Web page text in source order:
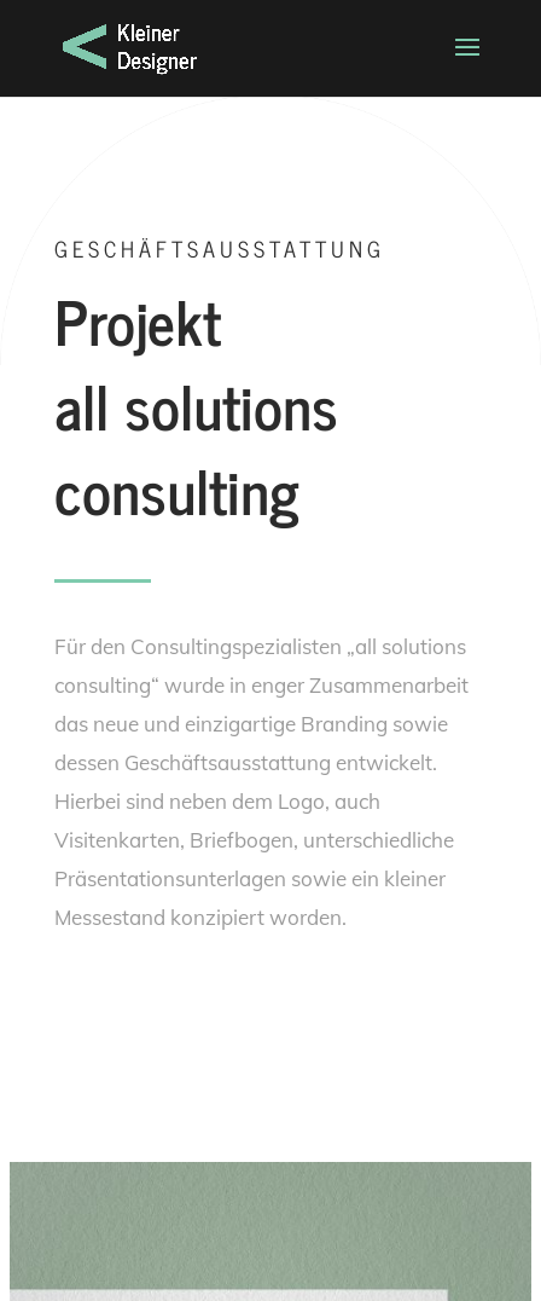
GESCHÄFTSAUSSTATTUNG
Projekt
all solutions
consulting
Für den Consultingspezialisten „all solutions
consulting“ wurde in enger Zusammenarbeit
das neue und einzigartige Branding sowie
dessen Geschäftsausstattung entwickelt.
Hierbei sind neben dem Logo, auch
Visitenkarten, Briefbogen, unterschiedliche
Präsentationsunterlagen sowie ein kleiner
Messestand konzipiert worden.